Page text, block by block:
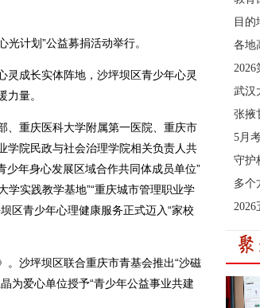
计划”公益募捐活动举行。
成长实体阵地，沙坪坝区青少年心灵
量。
重庆医科大学附属第一医院、重庆市
学院民政与社会治理学院相关负责人共
少年身心发展区域合作共同体成员单位”
学实践教学基地”“重庆城市管理职业学
区青少年心理健康服务正式迈入“家校
沙坪坝区联合重庆市青基会推出“沙磁
为爱心单位授予“青少年公益事业共建
目的
各地
2026
武汉
张掖
5月
守护
多个
2026